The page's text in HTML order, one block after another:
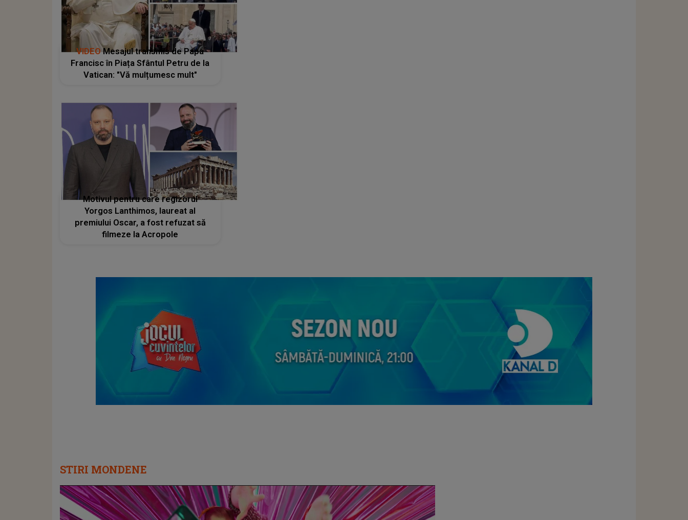
VIDEOMesajul transmis de Papa
Francisc în Piața Sfântul Petru de la
Vatican: "Vă mulțumesc mult"
Motivul pentru care regizorul
Yorgos Lanthimos, laureat al
premiului Oscar, a fost refuzat să
filmeze la Acropole
STIRI MONDENE